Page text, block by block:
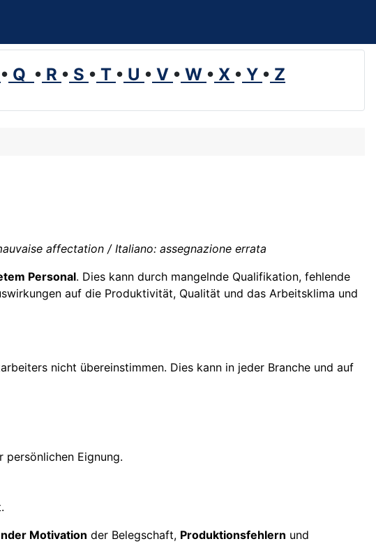
• Q • R • S • T • U • V • W • X • Y • Z
affectation / Italiano: assegnazione errata
Personal. Dies kann durch mangelnde Qualifikation, fehlende
auf die Produktivität, Qualität und das Arbeitsklima und
nicht übereinstimmen. Dies kann in jeder Branche und auf
persönlichen Eignung.
Motivation der Belegschaft, Produktionsfehlern und